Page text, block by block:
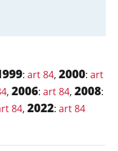
: art 84, 2000: art
, 2006: art 84, 2008:
84, 2022: art 84